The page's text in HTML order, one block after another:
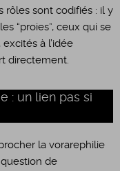
rôles sont codifiés : il y
“proies”, ceux qui se
excités à l’idée
directement.
: un lien pas si
la vorarephilie
question de